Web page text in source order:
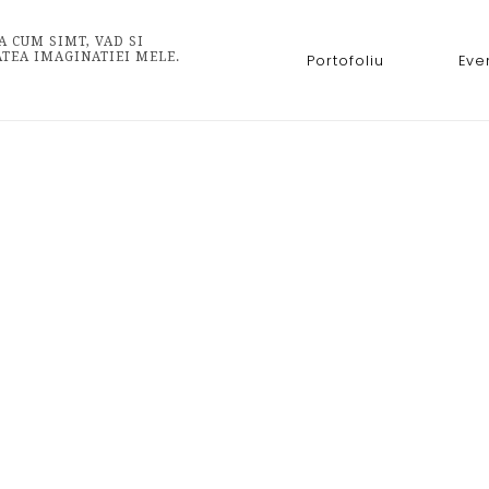
CUM SIMT, VAD SI
IMAGINATIEI MELE.
Portofoliu